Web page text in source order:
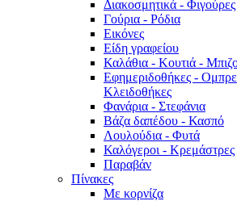
Διακοσμητικά - Φιγούρες
Γούρια - Ρόδια
Εικόνες
Είδη γραφείου
Καλάθια - Κουτιά -
Εφημεριδοθήκες -
Κλειδοθήκες
Φανάρια - Στεφάνια
Βάζα δαπέδου - Κασπό
Λουλούδια - Φυτά
Καλόγεροι - Κρεμάστρες
Παραβάν
Πίνακες
Με κορνίζα